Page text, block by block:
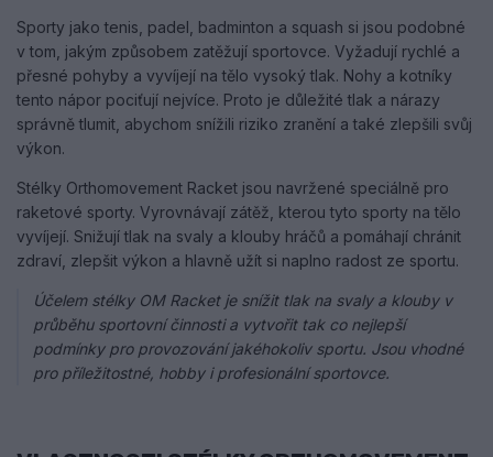
Sporty jako tenis, padel, badminton a squash si jsou podobné
v tom, jakým způsobem zatěžují sportovce. Vyžadují rychlé a
přesné pohyby a vyvíjejí na tělo vysoký tlak. Nohy a kotníky
tento nápor pociťují nejvíce. Proto je důležité tlak a nárazy
správně tlumit, abychom snížili riziko zranění a také zlepšili svůj
výkon.
Stélky Orthomovement Racket jsou navržené speciálně pro
raketové sporty. Vyrovnávají zátěž, kterou tyto sporty na tělo
vyvíjejí. Snižují tlak na svaly a klouby hráčů a pomáhají chránit
zdraví, zlepšit výkon a hlavně užít si naplno radost ze sportu.
Účelem stélky OM Racket je snížit tlak na svaly a klouby v
průběhu sportovní činnosti a vytvořit tak co nejlepší
podmínky pro provozování jakéhokoliv sportu. Jsou vhodné
pro příležitostné, hobby i profesionální sportovce.